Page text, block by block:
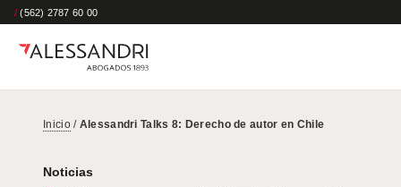
/ (562) 2787 60 00
Inicio/ Alessandri Talks 8: Derecho de autor en Chile
Noticias